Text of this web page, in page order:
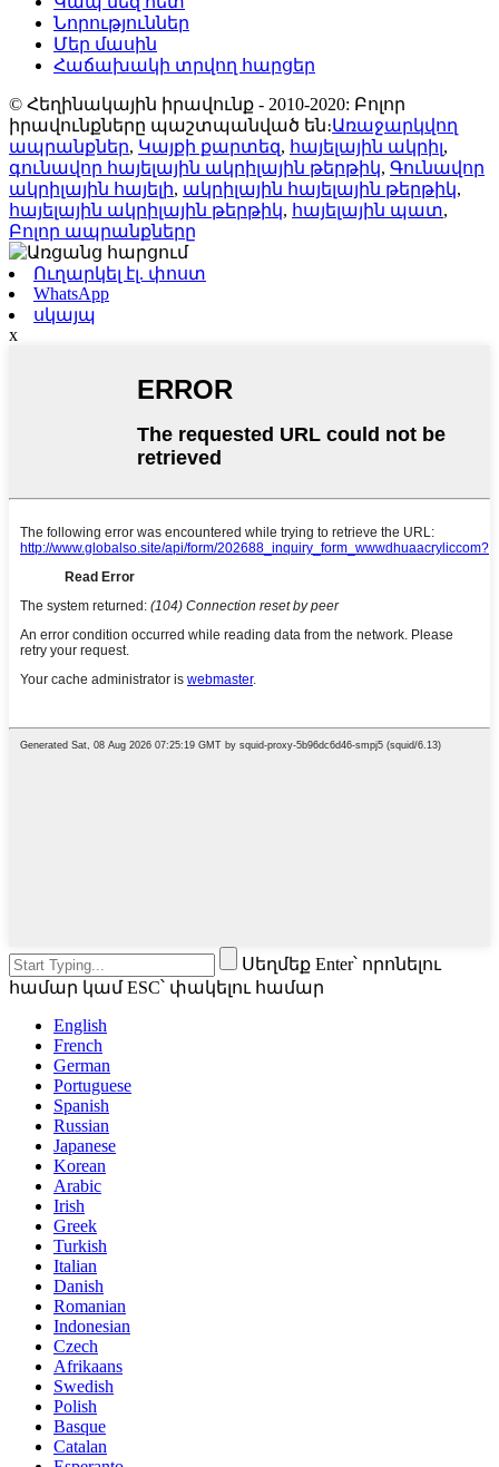
Նորություններ
Մեր մասին
Հաճախակի տրվող հարցեր
© Հեղինակային իրավունք - 2010-2020: Բոլոր
իրավունքները պաշտպանված են։Առաջարկվող
ապրանքներ, Կայքի քարտեզ, հայելային ակրիլ,
գունավոր հայելային ակրիլային թերթիկ, Գունավոր
ակրիլային հայելի, ակրիլային հայելային թերթիկ,
հայելային ակրիլային թերթիկ, հայելային պատ,
Բոլոր ապրանքները
Ուղարկել էլ. փոստ
WhatsApp
սկայպ
x
Սեղմեք Enter՝ որոնելու
համար կամ ESC՝ փակելու համար
English
French
German
Portuguese
Spanish
Russian
Japanese
Korean
Arabic
Irish
Greek
Turkish
Italian
Danish
Romanian
Indonesian
Czech
Afrikaans
Swedish
Polish
Basque
Catalan